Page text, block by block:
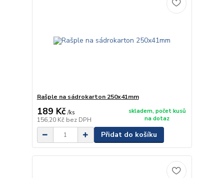
Rašple na sádrokarton 250x41mm
189 Kč /ks
156,20 Kč bez DPH
skladem, počet kusů
na dotaz
Přidat do košíku